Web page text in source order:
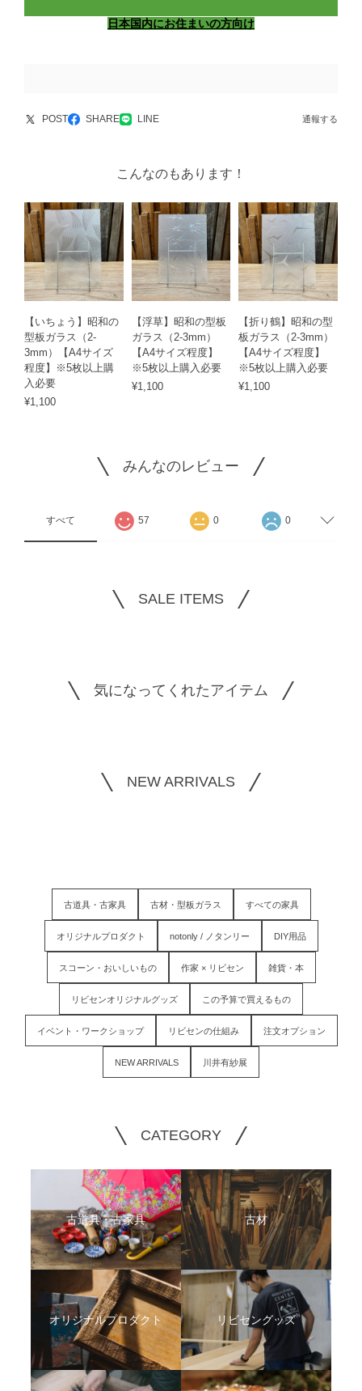
日本国内にお住まいの方向け
POST SHARE LINE 通報する
こんなのもあります！
【いちょう】昭和の
型板ガラス（2-
3mm）【A4サイズ
程度】※5枚以上購
入必要
¥1,100
【浮草】昭和の型板
ガラス（2-3mm）
【A4サイズ程度】
※5枚以上購入必要
¥1,100
【折り鶴】昭和の型
板ガラス（2-3mm）
【A4サイズ程度】
※5枚以上購入必要
¥1,100
みんなのレビュー
すべて 57 0 0
SALE ITEMS
気になってくれたアイテム
NEW ARRIVALS
古道具・古家具 古材・型板ガラス すべての家具
オリジナルプロダクト notonly / ノタンリー DIY用品
スコーン・おいしいもの 作家 × リビセン 雑貨・本
リビセンオリジナルグッズ この予算で買えるもの
イベント・ワークショップ リビセンの仕組み 注文オプション
NEW ARRIVALS 川井有紗展
CATEGORY
古道具・古家具 古材
オリジナルプロダクト リビセングッズ